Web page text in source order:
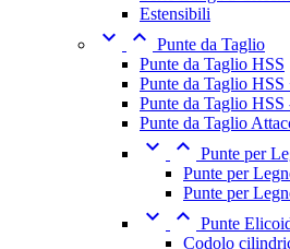
Estensibili
  Punte da Taglio
Punte da Taglio HSS
Punte da Taglio
Punte da Taglio
Punte da Taglio
  Punte per
Punte per
Punte per
  Punte
Codolo